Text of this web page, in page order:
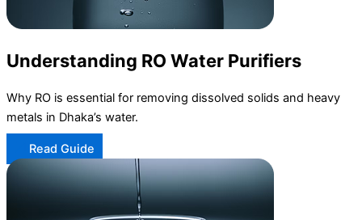
Understanding RO Water Purifiers
Why RO is essential for removing dissolved solids and heavy
metals in Dhaka’s water.
Read Guide